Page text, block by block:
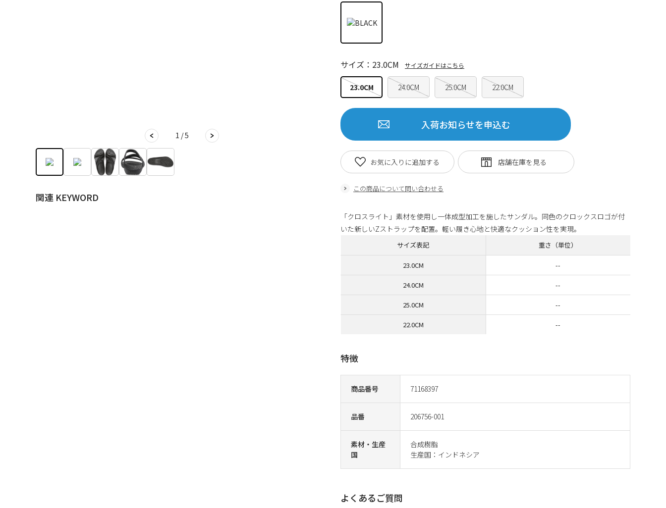
1 / 5
関連 KEYWORD
商品番号 71168397
品番 206756-001
素材・生産
国
合成樹脂
生産国：インドネシア
23.0CM 24.0CM 25.0CM 22.0CM
サイズ：23.0CM サイズガイドはこちら
入荷お知らせを申込む
この商品について問い合わせる
お気に入りに追加する
「クロスライト」素材を使用し一体成型加工を施したサンダル。同色のクロックスロゴが付
いた新しいZストラップを配置。軽い履き心地と快適なクッション性を実現。
特徴
よくあるご質問
サイズ表記 重さ（単位）
23.0CM --
24.0CM --
25.0CM --
22.0CM --